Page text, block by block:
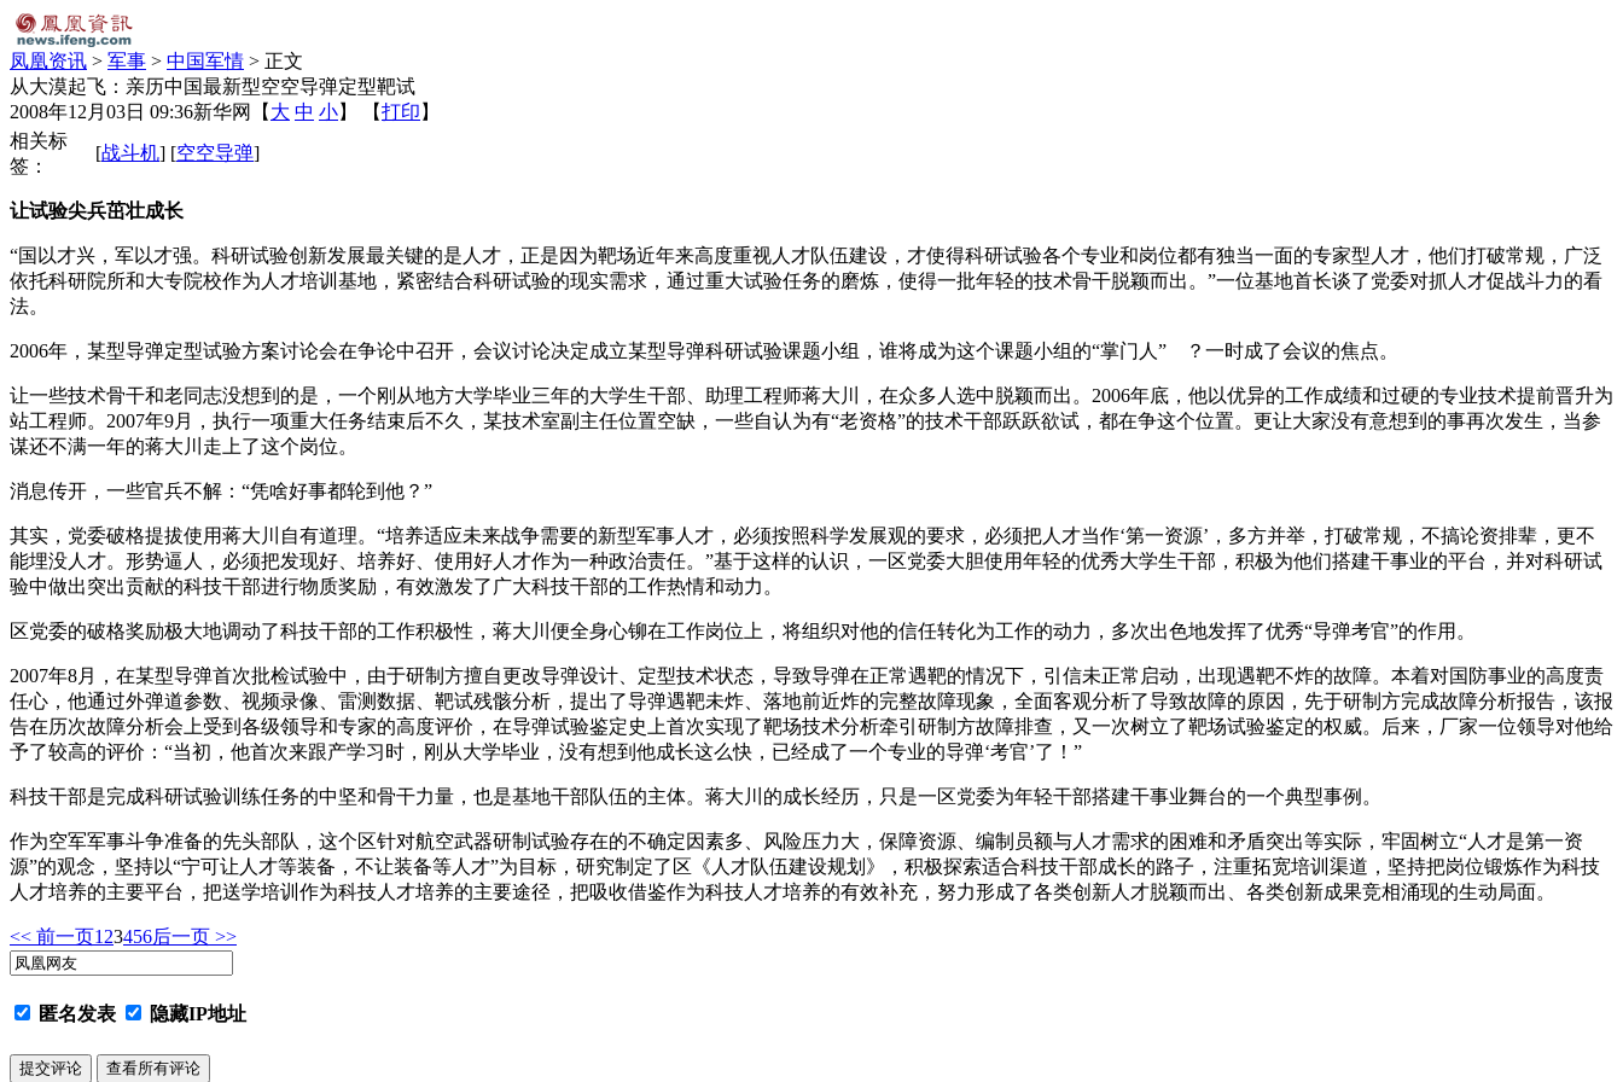
凤凰资讯 > 军事 > 中国军情 > 正文
从大漠起飞：亲历中国最新型空空导弹定型靶试
2008年12月03日 09:36新华网 【 大 中 小】 【打印 】
相关标
签：
[战斗机] [空空导弹]
让试验尖兵茁壮成长
“国以才兴，军以才强。科研试验创新发展最关键的是人才，正是因为靶场近年来高度重视人才队伍建设，才使得科研试验各个专业和岗位都有独当一面的专家型人才，他们打破常规，广泛
依托科研院所和大专院校作为人才培训基地，紧密结合科研试验的现实需求，通过重大试验任务的磨炼，使得一批年轻的技术骨干脱颖而出。”一位基地首长谈了党委对抓人才促战斗力的看
法。
2006年，某型导弹定型试验方案讨论会在争论中召开，会议讨论决定成立某型导弹科研试验课题小组，谁将成为这个课题小组的“掌门人” ？一时成了会议的焦点。
让一些技术骨干和老同志没想到的是，一个刚从地方大学毕业三年的大学生干部、助理工程师蒋大川，在众多人选中脱颖而出。2006年底，他以优异的工作成绩和过硬的专业技术提前晋升为
站工程师。2007年9月，执行一项重大任务结束后不久，某技术室副主任位置空缺，一些自认为有“老资格”的技术干部跃跃欲试，都在争这个位置。更让大家没有意想到的事再次发生，当参
谋还不满一年的蒋大川走上了这个岗位。
消息传开，一些官兵不解：“凭啥好事都轮到他？”
其实，党委破格提拔使用蒋大川自有道理。“培养适应未来战争需要的新型军事人才，必须按照科学发展观的要求，必须把人才当作‘第一资源’，多方并举，打破常规，不搞论资排辈，更不
能埋没人才。形势逼人，必须把发现好、培养好、使用好人才作为一种政治责任。”基于这样的认识，一区党委大胆使用年轻的优秀大学生干部，积极为他们搭建干事业的平台，并对科研试
验中做出突出贡献的科技干部进行物质奖励，有效激发了广大科技干部的工作热情和动力。
区党委的破格奖励极大地调动了科技干部的工作积极性，蒋大川便全身心铆在工作岗位上，将组织对他的信任转化为工作的动力，多次出色地发挥了优秀“导弹考官”的作用。
2007年8月，在某型导弹首次批检试验中，由于研制方擅自更改导弹设计、定型技术状态，导致导弹在正常遇靶的情况下，引信未正常启动，出现遇靶不炸的故障。本着对国防事业的高度责
任心，他通过外弹道参数、视频录像、雷测数据、靶试残骸分析，提出了导弹遇靶未炸、落地前近炸的完整故障现象，全面客观分析了导致故障的原因，先于研制方完成故障分析报告，该报
告在历次故障分析会上受到各级领导和专家的高度评价，在导弹试验鉴定史上首次实现了靶场技术分析牵引研制方故障排查，又一次树立了靶场试验鉴定的权威。后来，厂家一位领导对他给
予了较高的评价：“当初，他首次来跟产学习时，刚从大学毕业，没有想到他成长这么快，已经成了一个专业的导弹‘考官’了！”
科技干部是完成科研试验训练任务的中坚和骨干力量，也是基地干部队伍的主体。蒋大川的成长经历，只是一区党委为年轻干部搭建干事业舞台的一个典型事例。
作为空军军事斗争准备的先头部队，这个区针对航空武器研制试验存在的不确定因素多、风险压力大，保障资源、编制员额与人才需求的困难和矛盾突出等实际，牢固树立“人才是第一资
源”的观念，坚持以“宁可让人才等装备，不让装备等人才”为目标，研究制定了区《人才队伍建设规划》，积极探索适合科技干部成长的路子，注重拓宽培训渠道，坚持把岗位锻炼作为科技
人才培养的主要平台，把送学培训作为科技人才培养的主要途径，把吸收借鉴作为科技人才培养的有效补充，努力形成了各类创新人才脱颖而出、各类创新成果竞相涌现的生动局面。
<< 前一页1 23456后一页 >>
匿名发表 隐藏IP地址